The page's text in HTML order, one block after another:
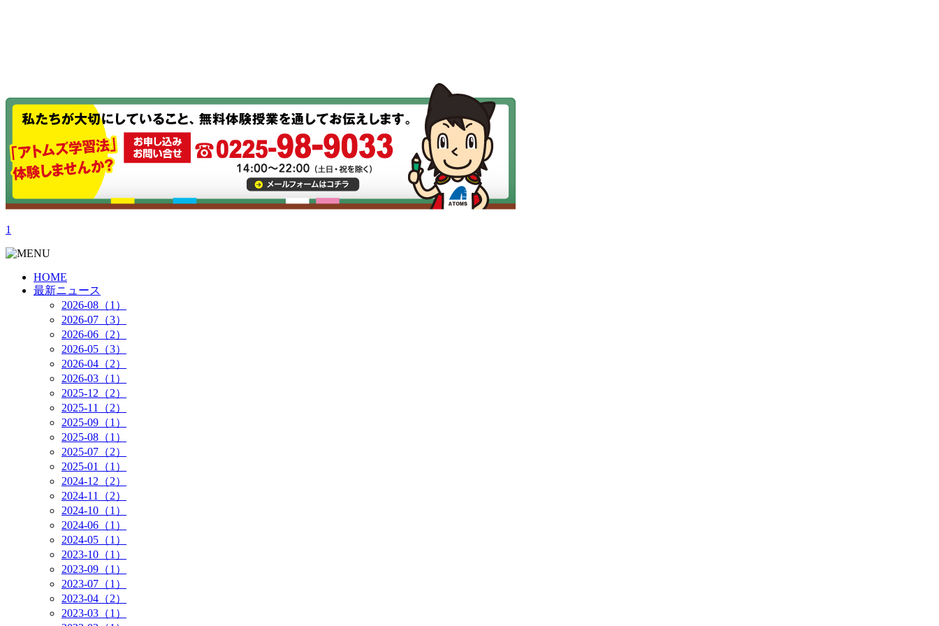
1
HOME
最新ニュース
2026-08（1）
2026-07（3）
2026-06（2）
2026-05（3）
2026-04（2）
2026-03（1）
2025-12（2）
2025-11（2）
2025-09（1）
2025-08（1）
2025-07（2）
2025-01（1）
2024-12（2）
2024-11（2）
2024-10（1）
2024-06（1）
2024-05（1）
2023-10（1）
2023-09（1）
2023-07（1）
2023-04（2）
2023-03（1）